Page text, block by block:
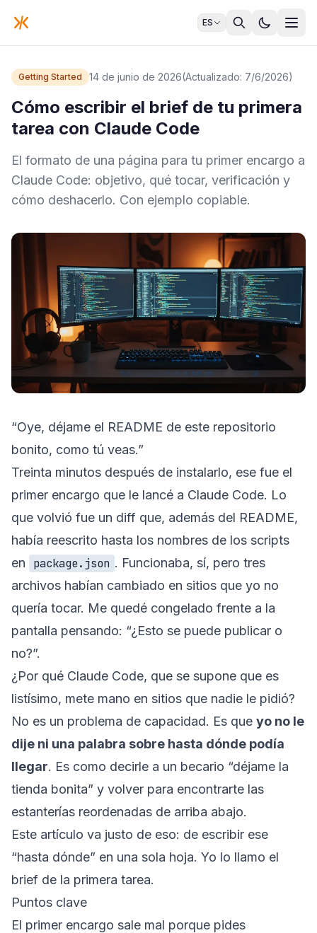
ES
Getting Started 14 de junio de 2026(Actualizado: 7/6/2026)
Cómo escribir el brief de tu primera
tarea con Claude Code
El formato de una página para tu primer encargo a
Claude Code: objetivo, qué tocar, verificación y
cómo deshacerlo. Con ejemplo copiable.
“Oye, déjame el README de este repositorio
bonito, como tú veas.”
Treinta minutos después de instalarlo, ese fue el
primer encargo que le lancé a Claude Code. Lo
que volvió fue un diff que, además del README,
había reescrito hasta los nombres de los scripts
en
package.json . Funcionaba, sí, pero tres
archivos habían cambiado en sitios que yo no
quería tocar. Me quedé congelado frente a la
pantalla pensando: “¿Esto se puede publicar o
no?”.
¿Por qué Claude Code, que se supone que es
listísimo, mete mano en sitios que nadie le pidió?
No es un problema de capacidad. Es que yo no le
dije ni una palabra sobre hasta dónde podía
llegar. Es como decirle a un becario “déjame la
tienda bonita” y volver para encontrarte las
estanterías reordenadas de arriba abajo.
Este artículo va justo de eso: de escribir ese
“hasta dónde” en una sola hoja. Yo lo llamo el
brief de la primera tarea.
Puntos clave
El primer encargo sale mal porque pides